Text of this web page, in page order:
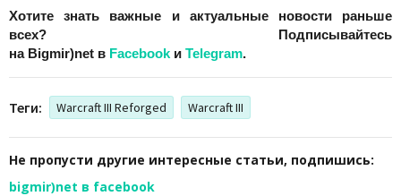
Хотите знать важные и актуальные новости раньше
всех? Подписывайтесь
на Bigmir)net в Facebook и Telegram.
Теги: Warcraft III Reforged Warcraft III
Не пропусти другие интересные статьи, подпишись:
bigmir)net в facebook